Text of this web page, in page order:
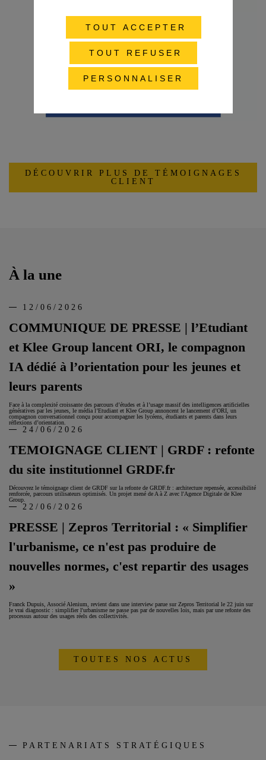
DÉCOUVRIR PLUS DE TÉMOIGNAGES
CLIENT
À la une
COMMUNIQUE DE PRESSE | l’Etudiant
et Klee Group lancent ORI, le compagnon
IA dédié à l’orientation pour les jeunes et
leurs parents
12/06/2026
Face à la complexité croissante des parcours d’études et à l’usage massif des intelligences artificielles
génératives par les jeunes, le média l’Etudiant et Klee Group annoncent le lancement d’ORI, un
compagnon conversationnel conçu pour accompagner les lycéens, étudiants et parents dans leurs
réflexions d’orientation.
TEMOIGNAGE CLIENT | GRDF : refonte
du site institutionnel GRDF.fr
24/06/2026
Découvrez le témoignage client de GRDF sur la refonte de GRDF.fr : architecture repensée, accessibilité
renforcée, parcours utilisateurs optimisés. Un projet mené de A à Z avec l'Agence Digitale de Klee
Group.
PRESSE | Zepros Territorial : « Simplifier
l'urbanisme, ce n'est pas produire de
nouvelles normes, c'est repartir des usages
»
22/06/2026
Franck Dupuis, Associé Alenium, revient dans une interview parue sur Zepros Territorial le 22 juin sur
le vrai diagnostic : simplifier l'urbanisme ne passe pas par de nouvelles lois, mais par une refonte des
processus autour des usages réels des collectivités.
TOUTES NOS ACTUS
PARTENARIATS STRATÉGIQUES
TOUT ACCEPTER
TOUT REFUSER
PERSONNALISER